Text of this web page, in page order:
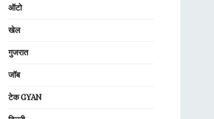
ऑटो
खेल
गुजरात
जॉब
टेक GYAN